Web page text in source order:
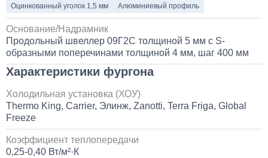
Оцинкованный уголок 1,5 мм Алюминиевый профиль
Основание/Надрамник
Продольный швеллер 09Г2С толщиной 5 мм с S-
образными поперечинами толщиной 4 мм, шаг 400 мм
Характеристики фургона
Холодильная установка (ХОУ)
Thermo King, Carrier, Элинж, Zanotti, Terra Friga, Global
Freeze
Коэффициент теплопередачи
0,25-0,40 Вт/м²·К